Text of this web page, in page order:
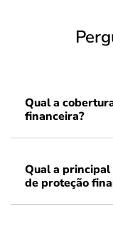
Qual a
financeira?
Qual a
de proteção